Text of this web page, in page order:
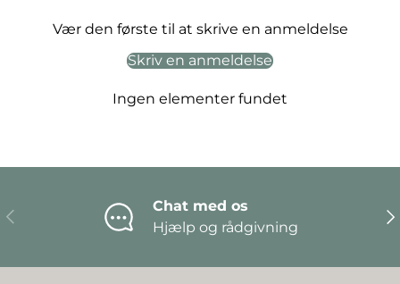
Vær den første til at skrive en anmeldelse
Skriv en anmeldelse
Ingen elementer fundet
Forrige
Chat med os
Hjælp og rådgivning